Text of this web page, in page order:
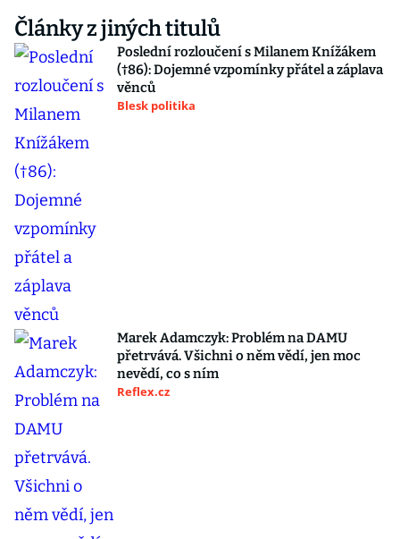
Články z jiných titulů
Poslední rozloučení s Milanem Knížákem
(†86): Dojemné vzpomínky přátel a záplava
věnců
Blesk politika
Marek Adamczyk: Problém na DAMU
přetrvává. Všichni o něm vědí, jen moc
nevědí, co s ním
Reflex.cz